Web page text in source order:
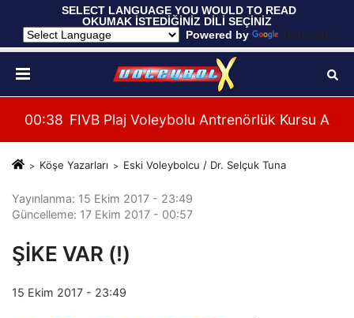
SELECT LANGUAGE YOU WOULD TO READ
OKUMAK İSTEDİĞİNİZ DİLİ SEÇİNİZ
Powered by
Translate
İlk Tur Elemeleri Hazırlıklarına Başladı
Antrenörlük Kursu Alanya’da Başladı
00:39 U20 Erkek Millî
Köşe Yazarları Eski Voleybolcu / Dr. Selçuk Tuna
Yayınlanma: 15 Ekim 2017 - 23:49
Güncelleme: 17 Ekim 2017 - 00:57
ŞİKE VAR (!)
15 Ekim 2017 - 23:49